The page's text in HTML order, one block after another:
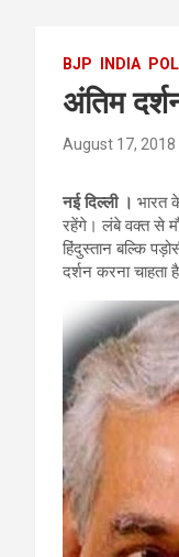
BJP INDIA
अंतिम
August 17, 2018
नई दिल्ली । भारत
रहेंगे। लंबे वक्त से
हिंदुस्तान बल्कि
दर्शन करना चाहता